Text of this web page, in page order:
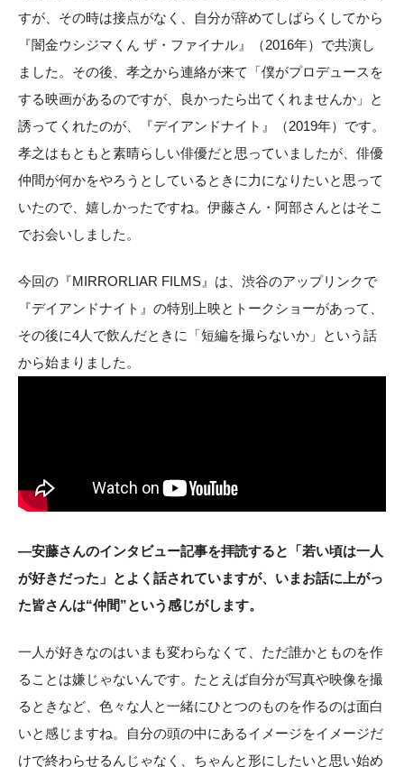
すが、その時は接点がなく、自分が辞めてしばらくしてから
『闇金ウシジマくん ザ・ファイナル』（2016年）で共演し
ました。その後、孝之から連絡が来て「僕がプロデュースを
する映画があるのですが、良かったら出てくれませんか」と
誘ってくれたのが、『デイアンドナイト』（2019年）です。
孝之はもともと素晴らしい俳優だと思っていましたが、俳優
仲間が何かをやろうとしているときに力になりたいと思って
いたので、嬉しかったですね。伊藤さん・阿部さんとはそこ
でお会いしました。
今回の『MIRRORLIAR FILMS』は、渋谷のアップリンクで
『デイアンドナイト』の特別上映とトークショーがあって、
その後に4人で飲んだときに「短編を撮らないか」という話
から始まりました。
―安藤さんのインタビュー記事を拝読すると「若い頃は一人
が好きだった」とよく話されていますが、いまお話に上がっ
た皆さんは“仲間”という感じがします。
一人が好きなのはいまも変わらなくて、ただ誰かとものを作
ることは嫌じゃないんです。たとえば自分が写真や映像を撮
るときなど、色々な人と一緒にひとつのものを作るのは面白
いと感じますね。自分の頭の中にあるイメージをイメージだ
けで終わらせるんじゃなく、ちゃんと形にしたいと思い始め